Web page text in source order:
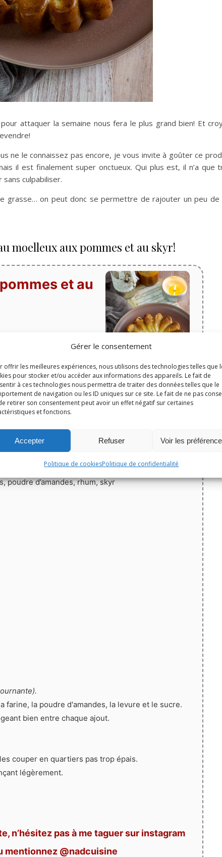
Gérer le consentement
offrir les meilleures expériences, nous utilisons des technologies telles que
pour stocker et/ou accéder aux informations des appareils. Le fait de
à ces technologies nous permettra de traiter des données telles que le
de navigation ou les ID uniques sur ce site. Le fait de ne pas
retirer son consentement peut avoir un effet négatif sur certaines
et fonctions.
Accepter Refuser Voir les
Politique de cookiesPolitique de confidentialité
attaquer la semaine nous fera le plus grand bien! Et
ne le connaissez pas encore, je vous invite à goûter ce
il est finalement super onctueux. Qui plus est, il n’a que
culpabiliser.
grasse… on peut donc se permettre de rajouter un peu de
moelleux aux pommes et au skyr!
Épingler la recette
5de11votes
et au
25minutes
min
poudre d’amandes, rhum, skyr
farine, la poudre d'amandes, la levure et le sucre.
bien entre chaque ajout.
couper en quartiers pas trop épais.
légèrement.
n’hésitez pas à me taguer sur instagram
mentionnez @nadcuisine